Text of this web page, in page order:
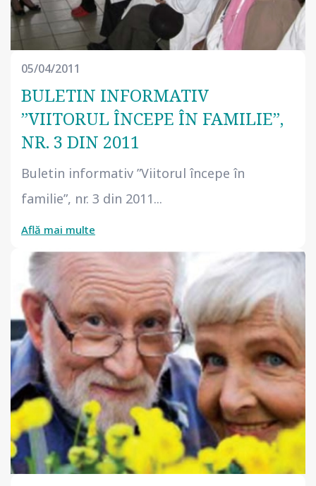
05/04/2011
BULETIN INFORMATIV
”VIITORUL ÎNCEPE ÎN FAMILIE”,
NR. 3 DIN 2011
Buletin informativ ”Viitorul începe în
familie”, nr. 3 din 2011...
Află mai multe